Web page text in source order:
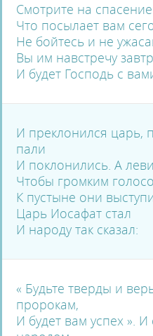
Смотрите на
Что посылает вам
Не бойтесь и не
Вы им навстречу
И будет Господь с
И преклонился царь,
пали
И поклонились. А
Чтобы громким
К пустыне они
Царь Иосафат стал
И народу так сказал:
« Будьте тверды и
пророкам,
И будет вам успех ».